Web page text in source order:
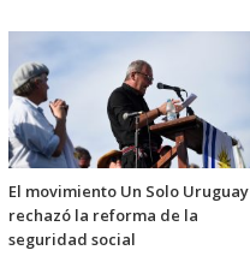
El movimiento Un Solo Uruguay
rechazó la reforma de la
seguridad social